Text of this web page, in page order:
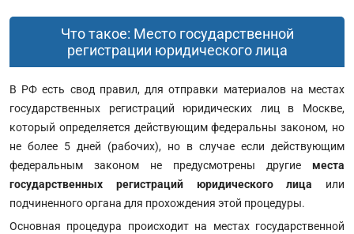
Что такое: Место государственной
регистрации юридического лица
В РФ есть свод правил, для отправки материалов на местах
государственных регистраций юридических лиц в Москве,
который определяется действующим федеральны законом, но
не более 5 дней (рабочих), но в случае если действующим
федеральным законом не предусмотрены другие места
государственных регистраций юридического лица или
подчиненного органа для прохождения этой процедуры.
Основная процедура происходит на местах государственной